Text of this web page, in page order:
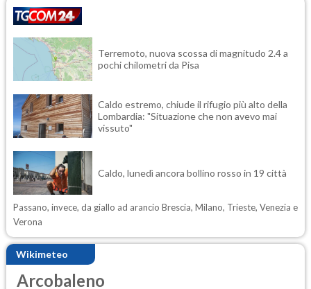
Terremoto, nuova scossa di magnitudo 2.4 a
pochi chilometri da Pisa
Caldo estremo, chiude il rifugio più alto della
Lombardia: "Situazione che non avevo mai
vissuto"
Caldo, lunedì ancora bollino rosso in 19 città
Passano, invece, da giallo ad arancio Brescia, Milano, Trieste, Venezia e
Verona
Wikimeteo
Arcobaleno